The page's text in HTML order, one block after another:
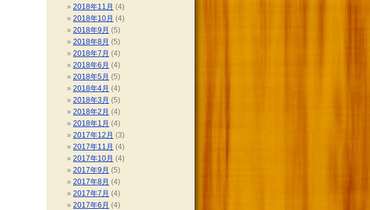
2018年11月 (4)
2018年10月 (4)
2018年9月 (5)
2018年8月 (5)
2018年7月 (4)
2018年6月 (4)
2018年5月 (5)
2018年4月 (4)
2018年3月 (5)
2018年2月 (4)
2018年1月 (4)
2017年12月 (3)
2017年11月 (4)
2017年10月 (4)
2017年9月 (5)
2017年8月 (4)
2017年7月 (4)
2017年6月 (4)